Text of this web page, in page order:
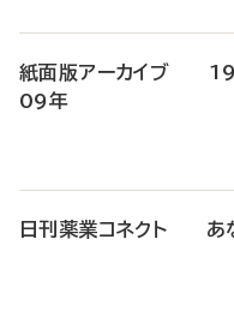
紙面版アーカイブ
09年
日刊薬業コネクト あ